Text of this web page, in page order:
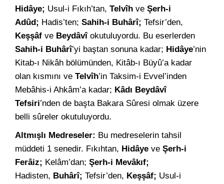
Hidâye; Usul-i Fıkıh’tan, Telvîh ve Şerh-i
Adûd; Hadis’ten; Sahih-i Buhârî; Tefsir’den,
Keşşâf ve Beydâvîokutuluyordu. Bu eserlerden
Sahih-i Buhârî’yi baştan sonuna kadar; Hidâye’nin
Kitab-ı Nikâh bölümünden, Kitâb-ı Büyû’a kadar
olan kısmını ve Telvîh’in Taksim-i Evvel’inden
Mebâhis-i Ahkâm’a kadar; Kâdı Beydâvî
Tefsiri’nden de başta Bakara Sûresi olmak üzere
belli sûreler okutuluyordu.
Altmışlı Medreseler: Bu medreselerin tahsil
müddeti 1 senedir. Fıkıhtan, Hidâye ve Şerh-i
Ferâiz; Kelâm’dan; Şerh-i Mevâkıf;
Hadisten, Buhârî; Tefsir’den, Keşşâf; Usul-i